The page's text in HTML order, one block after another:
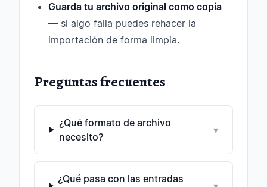
Guarda tu archivo original como copia
— si algo falla puedes rehacer la
importación de forma limpia.
Preguntas frecuentes
¿Qué formato de archivo
necesito?
▾
¿Qué pasa con las entradas